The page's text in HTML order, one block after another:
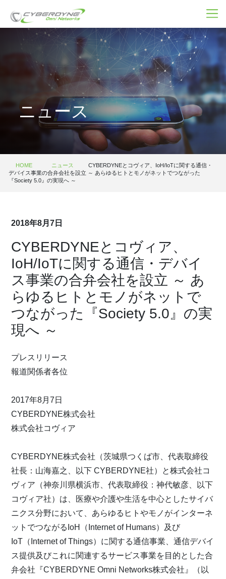
ニュース
HOME ニュース
CYBERDYNEとコヴィア、IoH/IoTに関する通信・
デバイス事業の合弁会社を設立 ～ あらゆるヒトとモノがネットでつながった
『Society 5.0』の実現へ ～
2018年8月7日
CYBERDYNEとコヴィア、
IoH/IoTに関する通信・デバイ
ス事業の合弁会社を設立 ～ あ
らゆるヒトとモノがネットで
つながった『Society 5.0』の実
現へ ～
プレスリリース
報道関係者各位
2017年8月7日
CYBERDYNE株式会社
株式会社コヴィア
CYBERDYNE株式会社（茨城県つくば市、代表取締役
社長：山海嘉之、以下 CYBERDYNE社）と株式会社コ
ヴィア（神奈川県横浜市、代表取締役：神代敏彦、以下
コヴィア社）は、医療や介護や生活を中心としたサイバ
ニクス分野において、あらゆるヒトやモノがインターネ
ットでつながるIoH（Internet of Humans）及び
IoT（Internet of Things）に関する通信事業、通信デバイ
ス提供及びこれに関連するサービス事業を目的とした合
弁会社『CYBERDYNE Omni Networks株式会社』（以